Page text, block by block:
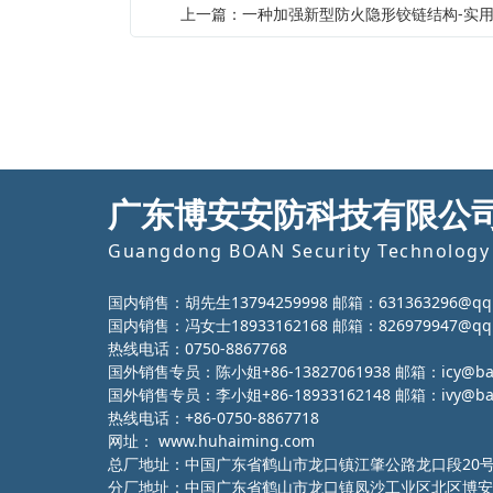
上一篇：一种加强新型防火隐形铰链结构-实
广东博安安防科技有限公
Guangdong BOAN Security
国内销售：胡先生13794259998 邮箱：
国内销售：冯女士18933162168 邮箱：
热线电话：0750-8867768
国外销售专员：陈小姐+86-13827061938 邮箱：
国外销售专员：李小姐+86-18933162148 邮箱：
热线电话：+86-0750-8867718
网址： www.huhaiming.com
总厂地址：中国广东省鹤山市龙口镇江肇公路龙口段20
分厂地址：中国广东省鹤山市龙口镇凤沙工业区北区博